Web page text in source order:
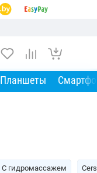
Планшеты
С гидромассажем